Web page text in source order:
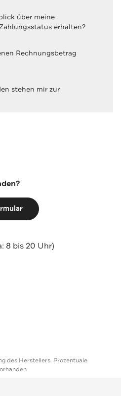
über meine
erhalten?
Rechnungsbetrag
stehen mir zur
8 bis 20 Uhr)
des Herstellers. Prozentuale